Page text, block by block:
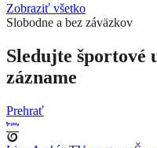
Zobraziť všetko
Slobodne a bez záväzkov
Sledujte športové
zázname
Prehrať